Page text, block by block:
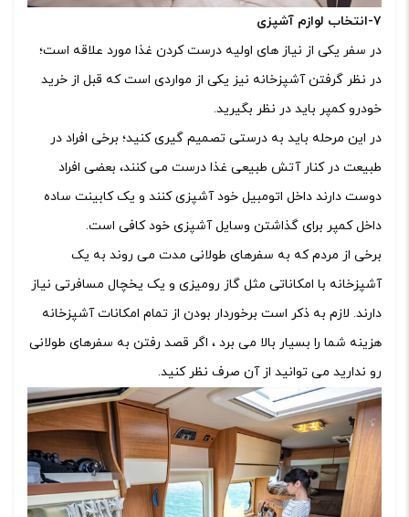
۷-انتخاب لوازم آشپزی
در سفر یکی از نیاز های اولیه درست کردن غذا مورد علاقه است؛
در نظر گرفتن آشپزخانه نیز یکی از مواردی است که قبل از خرید
خودرو کمپر باید در نظر بگیرید.
در این مرحله باید به درستی تصمیم گیری کنید؛ برخی افراد در
طبیعت در کنار آتش طبیعی غذا درست می کنند، بعضی افراد
دوست دارند داخل اتومبیل خود آشپزی کنند و یک کابینت ساده
داخل کمپر برای گذاشتن وسایل آشپزی خود کافی است.
برخی از مردم که به سفرهای طولانی مدت می روند به یک
آشپزخانه با امکاناتی مثل گاز رومیزی و یک یخچال مسافرتی نیاز
دارند. لازم به ذکر است برخوردار بودن از تمام امکانات آشپزخانه
هزینه شما را بسیار بالا می برد ، اگر قصد رفتن به سفرهای طولانی
رو ندارید می توانید از آن صرف نظر کنید.